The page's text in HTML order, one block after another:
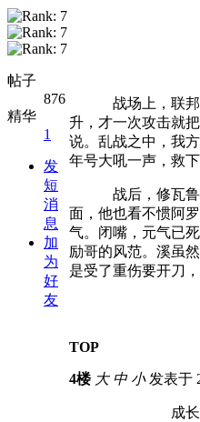
帖子
876
精华
1
发
短
消
息
加
为
好
友
战场上，联
升，才一次攻击就
说。乱战之中，我
年号大吼一声，救
战后，修瓦
面，他也看不惯阿
气。闭嘴，元气已
励哥的风范。溪虽
是受了重伤要开刀
TOP
4楼 大 中 小发表于
成